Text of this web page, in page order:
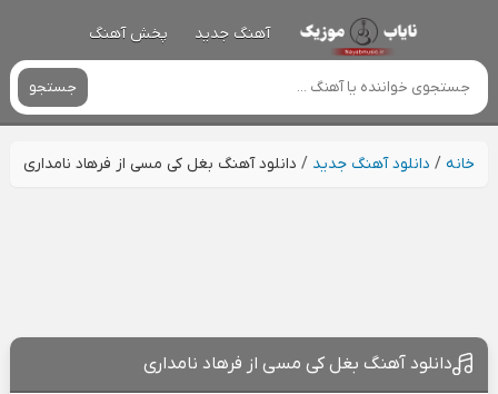
آهنگ جدید پخش آهنگ
جستجو
خانه/ دانلود آهنگ جدید / دانلود آهنگ بغل کی مسی از فرهاد نامداری
دانلود آهنگ بغل کی مسی از فرهاد نامداری